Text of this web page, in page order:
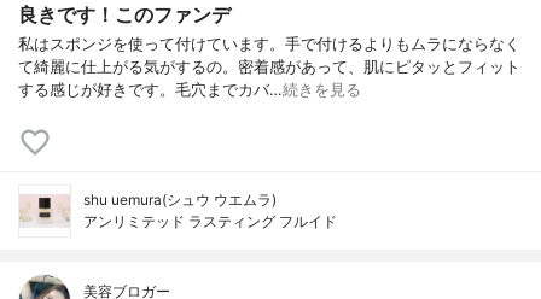
良きです！このファンデ
私はスポンジを使って付けています。手で付けるよりもムラにならなく
て綺麗に仕上がる気がするの。密着感があって、肌にピタッとフィット
する感じが好きです。毛穴までカバ…続きを見る
shu uemura(シュウ ウエムラ)
アンリミテッド ラスティング フルイド
美容ブロガー